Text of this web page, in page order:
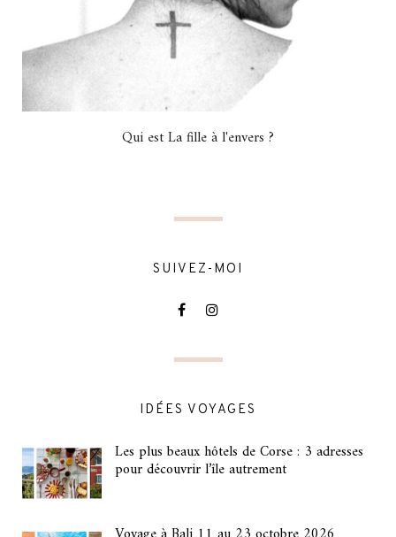
Qui est La fille à l'envers ?
SUIVEZ-MOI
IDÉES VOYAGES
Les plus beaux hôtels de Corse : 3 adresses
pour découvrir l’île autrement